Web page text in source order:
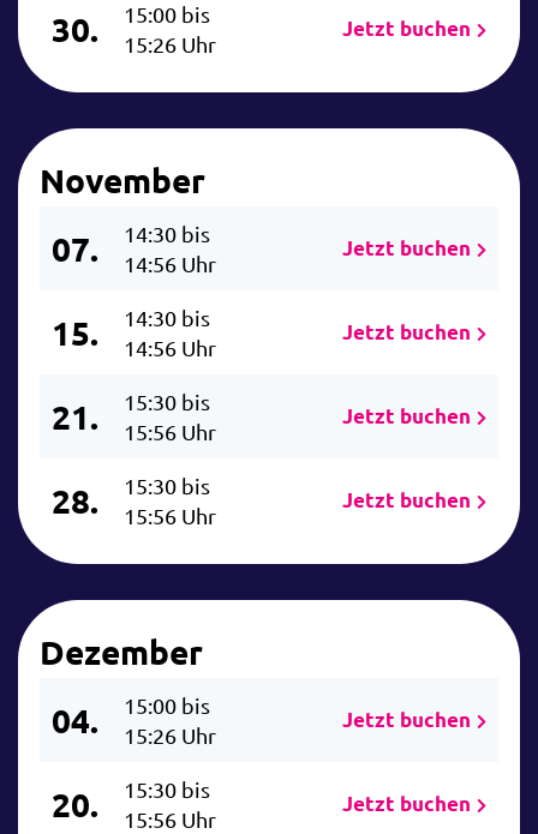
30.
15:00 bis
15:26 Uhr
Jetzt buchen
November
07.
14:30 bis
14:56 Uhr
Jetzt buchen
15.
14:30 bis
14:56 Uhr
Jetzt buchen
21.
15:30 bis
15:56 Uhr
Jetzt buchen
28.
15:30 bis
15:56 Uhr
Jetzt buchen
Dezember
04.
15:00 bis
15:26 Uhr
Jetzt buchen
20.
15:30 bis
15:56 Uhr
Jetzt buchen